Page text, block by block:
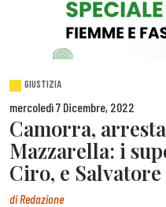
GIUSTIZIA
mercoledì 7 Dicembre, 2022
Camorra,
Mazzarella: i
Ciro, e
diRedazione